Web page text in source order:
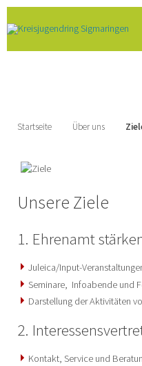
Startseite Über uns
Unsere Ziele
1. Ehrenamt
Juleica/Input-
Seminare, Infoabende und
Darstellung der Aktivitäten
2.
Kontakt, Service und